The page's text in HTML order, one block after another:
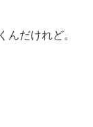
んだけれど。